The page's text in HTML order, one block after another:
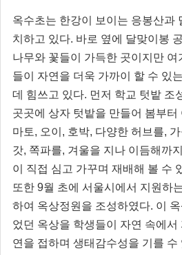
옥수초는 한강이 보이는 응봉산과
치하고 있다. 바로 옆에 달맞이봉
나무와 꽃들이 가득한 곳이지만 여
들이 자연을 더욱 가까이 할 수 있
데 힘쓰고 있다. 먼저 학교 텃밭 조
곳곳에 상자 텃밭을 만들어 봄부터
마토, 오이, 호박, 다양한 허브를,
갓, 쪽파를, 겨울을 지나 이듬해까
이 직접 심고 가꾸며 재배해 볼 수
또한 9월 초에 서울시에서 지원하
하여 옥상정원을 조성하였다. 이
었던 옥상을 학생들이 자연 속에
연을 접하며 생태감수성을 기를 수